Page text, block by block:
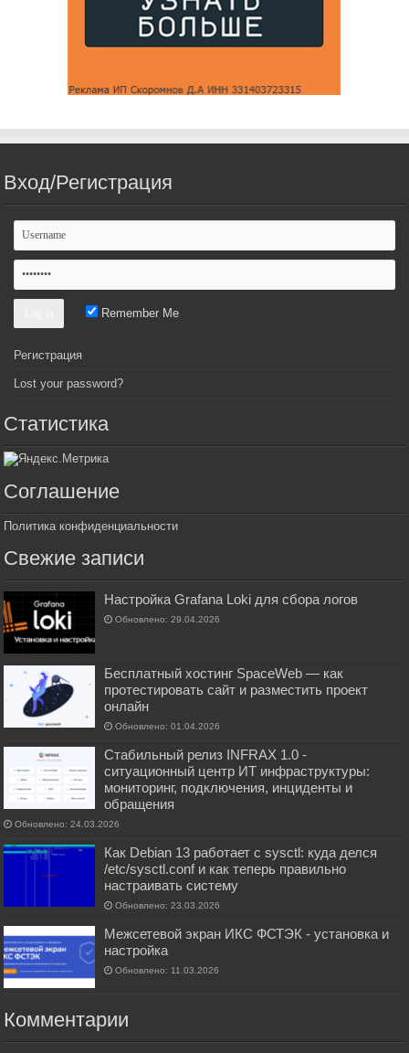
Вход/Регистрация
Remember Me
Регистрация
Lost your password?
Статистика
Соглашение
Политика конфиденциальности
Свежие записи
Настройка Grafana Loki для сбора логов
Обновлено: 29.04.2026
Бесплатный хостинг SpaceWeb — как
протестировать сайт и разместить проект
онлайн
Обновлено: 01.04.2026
Стабильный релиз INFRAX 1.0 -
ситуационный центр ИТ инфраструктуры:
мониторинг, подключения, инциденты и
обращения
Обновлено: 24.03.2026
Как Debian 13 работает с sysctl: куда делся
/etc/sysctl.conf и как теперь правильно
настраивать систему
Обновлено: 23.03.2026
Межсетевой экран ИКС ФСТЭК - установка и
настройка
Обновлено: 11.03.2026
Комментарии